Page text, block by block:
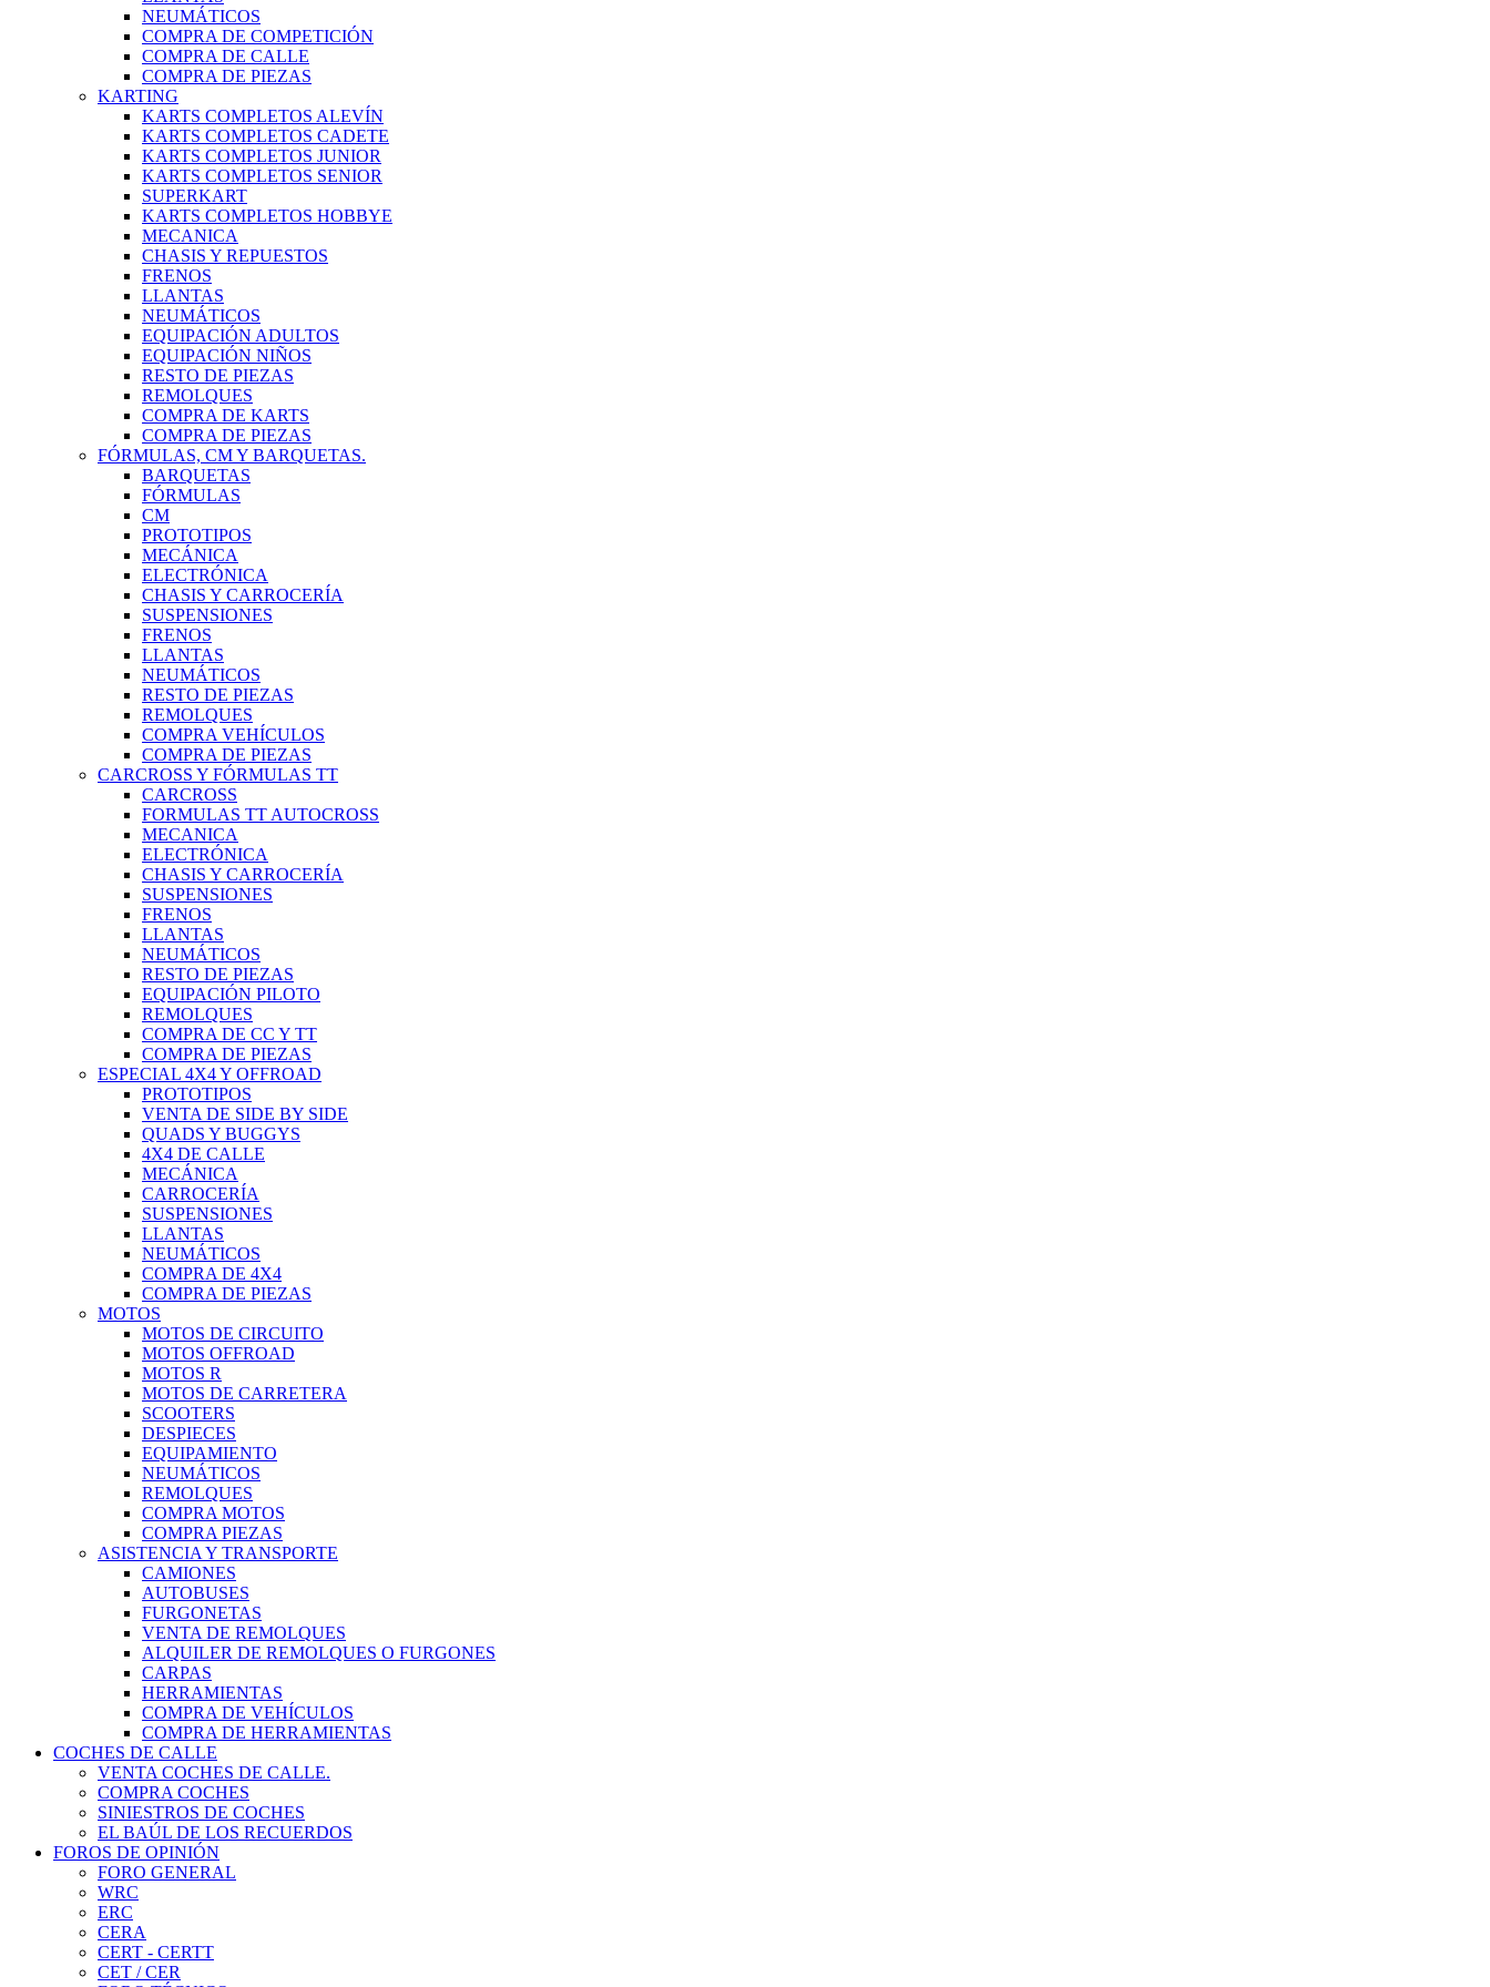
NEUMÁTICOS
COMPRA DE COMPETICIÓN
COMPRA DE CALLE
COMPRA DE PIEZAS
KARTING
KARTS COMPLETOS ALEVÍN
KARTS COMPLETOS CADETE
KARTS COMPLETOS JUNIOR
KARTS COMPLETOS SENIOR
SUPERKART
KARTS COMPLETOS HOBBYE
MECANICA
CHASIS Y REPUESTOS
FRENOS
LLANTAS
NEUMÁTICOS
EQUIPACIÓN ADULTOS
EQUIPACIÓN NIÑOS
RESTO DE PIEZAS
REMOLQUES
COMPRA DE KARTS
COMPRA DE PIEZAS
FÓRMULAS, CM Y BARQUETAS.
BARQUETAS
FÓRMULAS
CM
PROTOTIPOS
MECÁNICA
ELECTRÓNICA
CHASIS Y CARROCERÍA
SUSPENSIONES
FRENOS
LLANTAS
NEUMÁTICOS
RESTO DE PIEZAS
REMOLQUES
COMPRA VEHÍCULOS
COMPRA DE PIEZAS
CARCROSS Y FÓRMULAS TT
CARCROSS
FORMULAS TT AUTOCROSS
MECANICA
ELECTRÓNICA
CHASIS Y CARROCERÍA
SUSPENSIONES
FRENOS
LLANTAS
NEUMÁTICOS
RESTO DE PIEZAS
EQUIPACIÓN PILOTO
REMOLQUES
COMPRA DE CC Y TT
COMPRA DE PIEZAS
ESPECIAL 4X4 Y OFFROAD
PROTOTIPOS
VENTA DE SIDE BY SIDE
QUADS Y BUGGYS
4X4 DE CALLE
MECÁNICA
CARROCERÍA
SUSPENSIONES
LLANTAS
NEUMÁTICOS
COMPRA DE 4X4
COMPRA DE PIEZAS
MOTOS
MOTOS DE CIRCUITO
MOTOS OFFROAD
MOTOS R
MOTOS DE CARRETERA
SCOOTERS
DESPIECES
EQUIPAMIENTO
NEUMÁTICOS
REMOLQUES
COMPRA MOTOS
COMPRA PIEZAS
ASISTENCIA Y TRANSPORTE
CAMIONES
AUTOBUSES
FURGONETAS
VENTA DE REMOLQUES
ALQUILER DE REMOLQUES O FURGONES
CARPAS
HERRAMIENTAS
COMPRA DE VEHÍCULOS
COMPRA DE HERRAMIENTAS
COCHES DE CALLE
VENTA COCHES DE CALLE.
COMPRA COCHES
SINIESTROS DE COCHES
EL BAÚL DE LOS RECUERDOS
FOROS DE OPINIÓN
FORO GENERAL
WRC
ERC
CERA
CERT - CERTT
CET / CER